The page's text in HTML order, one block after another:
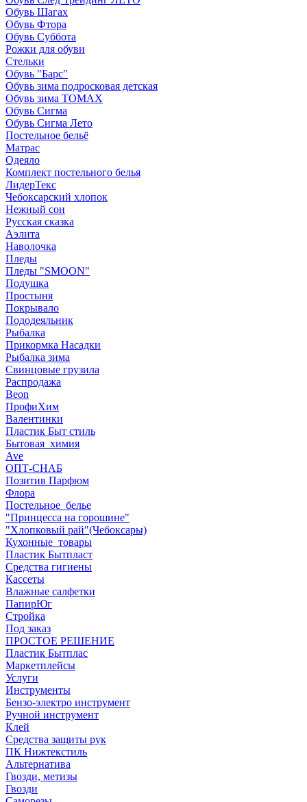
Обувь Шагах
Обувь Фтора
Обувь Суббота
Рожки для обуви
Стельки
Обувь "Барс"
Обувь зима подросковая детская
Обувь зима ТОМАХ
Обувь Сигма
Обувь Сигма Лето
Постельное бельё
Матрас
Одеяло
Комплект постельного белья
ЛидерТекс
Чебоксарский хлопок
Нежный сон
Русская сказка
Аэлита
Наволочка
Пледы
Пледы "SMOON"
Подушка
Простыня
Покрывало
Пододеяльник
Рыбалка
Прикормка Насадки
Рыбалка зима
Свинцовые грузила
Распродажа
Beon
ПрофиХим
Валентинки
Пластик Быт стиль
Бытовая_химия
Ave
ОПТ-СНАБ
Позитив Парфюм
Флора
Постельное_белье
"Принцесса на горошине"
"Хлопковый рай"(Чебоксары)
Кухонные_товары
Пластик Бытпласт
Средства гигиены
Кассеты
Влажные салфетки
ПапирЮг
Стройка
Под заказ
ПРОСТОЕ РЕШЕНИЕ
Пластик Бытплас
Маркетплейсы
Услуги
Инструменты
Бензо-электро инструмент
Ручной инструмент
Клей
Средства защиты рук
ПК Нижтекстиль
Альтернатива
Гвозди, метизы
Гвозди